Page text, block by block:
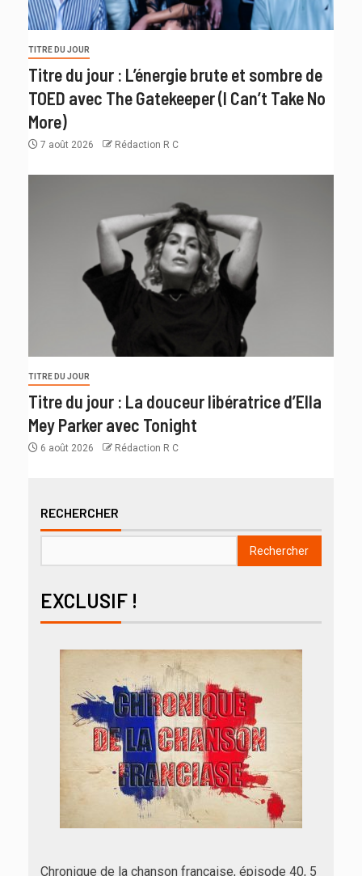
TITRE DU JOUR
Titre du jour : L’énergie brute et sombre de
TOED avec The Gatekeeper (I Can’t Take No
More)
7 août 2026 Rédaction R C
TITRE DU JOUR
Titre du jour : La douceur libératrice d’Ella
Mey Parker avec Tonight
6 août 2026 Rédaction R C
RECHERCHER
Rechercher
EXCLUSIF !
Chronique de la chanson française, épisode 40, 5